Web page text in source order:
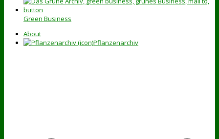
Green Business
About
Pflanzenarchiv